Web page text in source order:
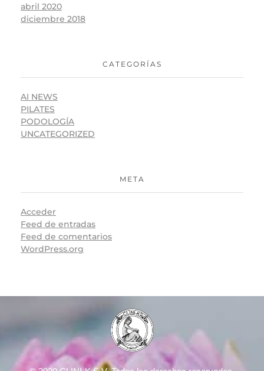
abril 2020
diciembre 2018
CATEGORÍAS
AI NEWS
PILATES
PODOLOGÍA
UNCATEGORIZED
META
Acceder
Feed de entradas
Feed de comentarios
WordPress.org